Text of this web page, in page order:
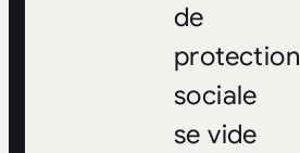
de
protection
sociale
se vide